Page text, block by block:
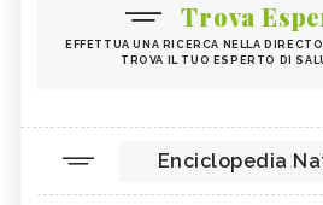
Trova
EFFETTUA UNA RICERCA NELLA
TROVA IL TUO ESPERTO DI
Enciclopedia